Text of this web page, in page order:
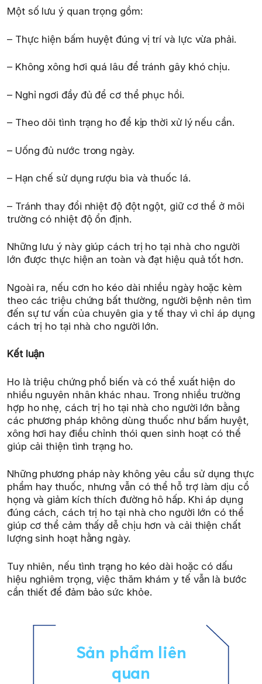
Một số lưu ý quan trọng gồm:
– Thực hiện bấm huyệt đúng vị trí và lực vừa phải.
– Không xông hơi quá lâu để tránh gây khó chịu.
– Nghỉ ngơi đầy đủ để cơ thể phục hồi.
– Theo dõi tình trạng ho để kịp thời xử lý nếu cần.
– Uống đủ nước trong ngày.
– Hạn chế sử dụng rượu bia và thuốc lá.
– Tránh thay đổi nhiệt độ đột ngột, giữ cơ thể ở môi
trường có nhiệt độ ổn định.
Những lưu ý này giúp cách trị ho tại nhà cho người
lớn được thực hiện an toàn và đạt hiệu quả tốt hơn.
Ngoài ra, nếu cơn ho kéo dài nhiều ngày hoặc kèm
theo các triệu chứng bất thường, người bệnh nên tìm
đến sự tư vấn của chuyên gia y tế thay vì chỉ áp dụng
cách trị ho tại nhà cho người lớn.
Kết luận
Ho là triệu chứng phổ biến và có thể xuất hiện do
nhiều nguyên nhân khác nhau. Trong nhiều trường
hợp ho nhẹ, cách trị ho tại nhà cho người lớn bằng
các phương pháp không dùng thuốc như bấm huyệt,
xông hơi hay điều chỉnh thói quen sinh hoạt có thể
giúp cải thiện tình trạng ho.
Những phương pháp này không yêu cầu sử dụng thực
phẩm hay thuốc, nhưng vẫn có thể hỗ trợ làm dịu cổ
họng và giảm kích thích đường hô hấp. Khi áp dụng
đúng cách, cách trị ho tại nhà cho người lớn có thể
giúp cơ thể cảm thấy dễ chịu hơn và cải thiện chất
lượng sinh hoạt hằng ngày.
Tuy nhiên, nếu tình trạng ho kéo dài hoặc có dấu
hiệu nghiêm trọng, việc thăm khám y tế vẫn là bước
cần thiết để đảm bảo sức khỏe.
Sản phẩm liên
quan